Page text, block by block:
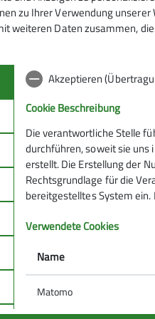
DAV Infos zu
allgemein
Tourenplanung
Raus in die Natur
Natürlich biken
Bergwanderung
Kampagne #machseinfach
zu Ihrer Verwendung
weiteren Daten zusammen,
Akzeptieren
Cookie Beschreibung
Die verantwortliche Stelle
durchführen, soweit sie
erstellt. Die Erstellung der
Rechtsgrundlage für die
bereitgestelltes System
Verwendete Cookies
Name
Matomo